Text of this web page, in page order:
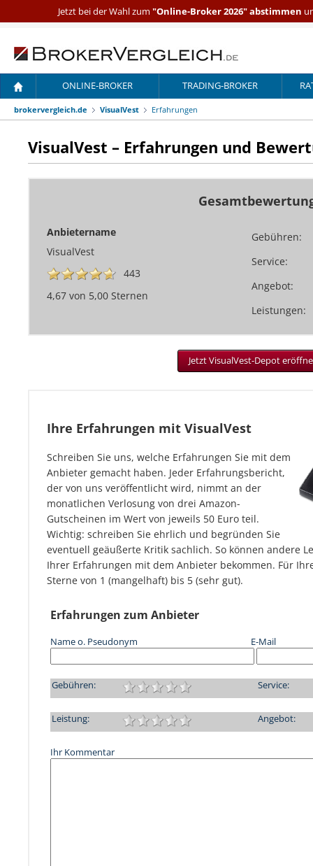
ONLINE-BROKER TRADING-BROKER
brokervergleich.de VisualVest Erfahrungen
VisualVest – Erfahrungen und
Anbietername
VisualVest
443
4,67 von 5,00 Sternen
Gebühren:
Service:
Angebot:
Leistungen:
Jetzt VisualVest-Depot
Ihre Erfahrungen mit VisualVest
Schreiben Sie uns, welche Erfahrungen Sie mit dem
Anbieter gemacht haben. Jeder Erfahrungsbericht,
der von uns veröffentlicht wird, nimmt an der
monatlichen Verlosung von drei Amazon-
Gutscheinen im Wert von jeweils 50 Euro teil.
Wichtig: schreiben Sie ehrlich und begründen Sie
eventuell geäußerte Kritik sachlich. So können andere
Ihrer Erfahrungen mit dem Anbieter bekommen. Für
Sterne von 1 (mangelhaft) bis 5 (sehr gut).
Erfahrungen zum Anbieter
Name o. Pseudonym E-Mail
Gebühren: Service:
Leistung: Angebot:
Ihr Kommentar
Jetzt bei der Wahl zum "Online-Broker 2026" abstimmen